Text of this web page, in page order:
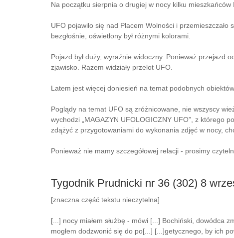
Na początku sierpnia o drugiej w nocy kilku
UFO pojawiło się nad Placem Wolności i
bezgłośnie, oświetlony był różnymi kolorami.
Pojazd był duży, wyraźnie widoczny. Ponieważ przejazd
zjawisko. Razem widziały przelot UFO.
Latem jest więcej doniesień na temat podobnych
Poglądy na temat UFO są zróżnicowane, nie wszyscy
wychodzi „MAGAZYN UFOLOGICZNY UFO”, z którego
zdążyć z przygotowaniami do wykonania zdjęć w nocy,
Ponieważ nie mamy szczegółowej relacji - prosimy
Tygodnik Prudnicki nr 36 (302) 8
[znaczna część tekstu nieczytelna]
[...] nocy miałem służbę - mówi [...] Bochiński, dowódca
mogłem dodzwonić się do po[...] [...]getycznego, by ich